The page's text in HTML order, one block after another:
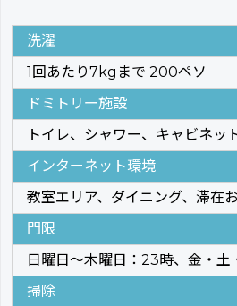
洗濯
1回あたり7kgまで 200ペソ
ドミトリー施設
トイレ、シャワー、キャビネッ
インターネット環境
教室エリア、ダイニング、滞在
門限
日曜日〜木曜日：23時、金・土
掃除